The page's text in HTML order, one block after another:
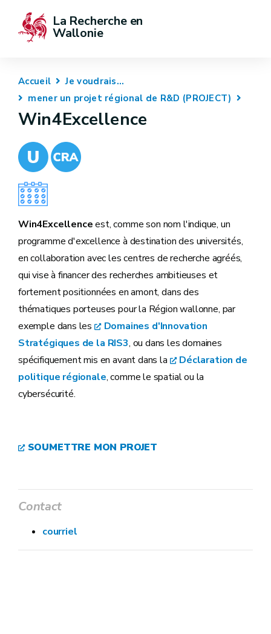
La Recherche en
Wallonie
Accueil
Je voudrais...
mener un projet régional de R&D (PROJECT)
Win4Excellence
Win4Excellenceest, comme son nom l'indique, un
programme d'excellence à destination des universités,
en collaboration avec les centres de recherche agréés,
qui vise à financer des recherches ambitieuses et
fortement positionnées en amont, dans des
thématiques porteuses pour la Région wallonne, par
exemple dans les
Domaines d'Innovation
Stratégiques de la RIS3, ou dans les domaines
spécifiquement mis en avant dans la
Déclaration de
politique régionale, comme le spatial ou la
cybersécurité.
SOUMETTRE MON PROJET
Contact
courriel